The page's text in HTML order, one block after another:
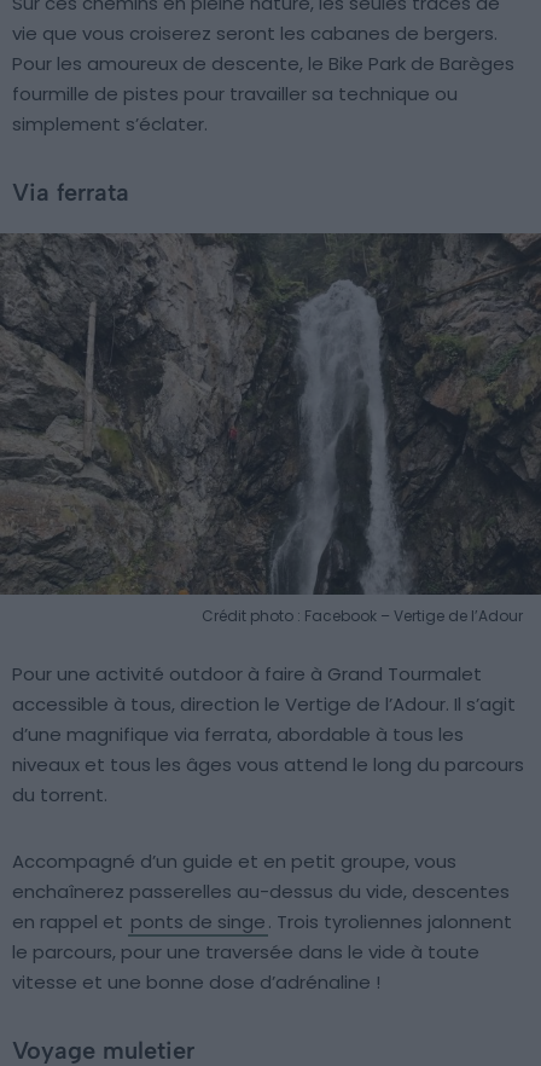
vie que vous croiserez seront les cabanes de bergers.
Pour les amoureux de descente, le Bike Park de Barèges
fourmille de pistes pour travailler sa technique ou
simplement s’éclater.
Via ferrata
Crédit photo : Facebook – Vertige de l’Adour
Pour une activité outdoor à faire à Grand Tourmalet
accessible à tous, direction le Vertige de l’Adour. Il s’agit
d’une magnifique via ferrata, abordable à tous les
niveaux et tous les âges vous attend le long du parcours
du torrent.
Accompagné d’un guide et en petit groupe, vous
enchaînerez passerelles au-dessus du vide, descentes
en rappel et ponts de singe. Trois tyroliennes jalonnent
le parcours, pour une traversée dans le vide à toute
vitesse et une bonne dose d’adrénaline !
Voyage muletier